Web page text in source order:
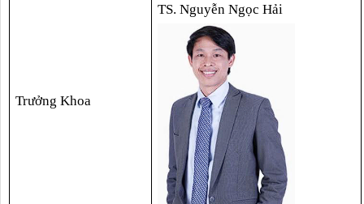
Trưởng Khoa
TS. Nguyễn Ngọc Hải